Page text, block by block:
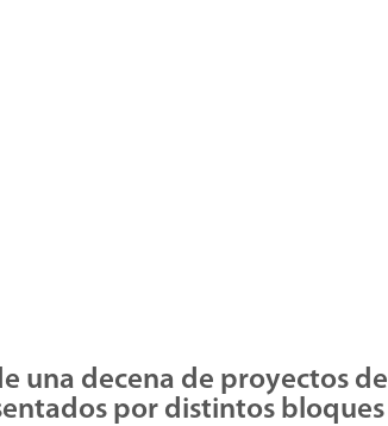
una decena de proyectos de
por distintos bloques